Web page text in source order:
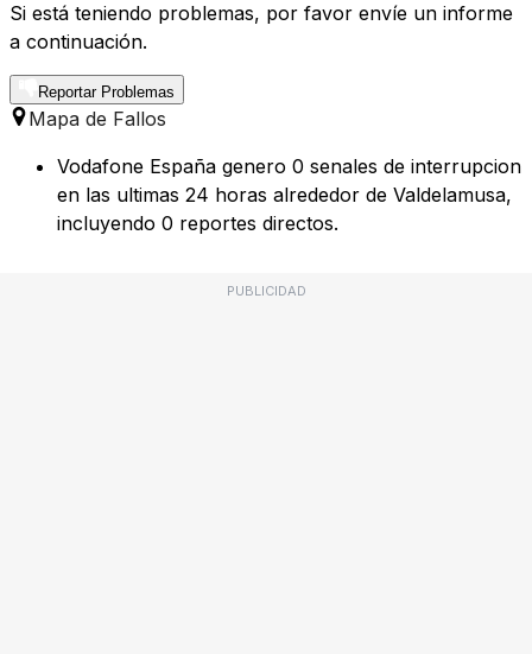
Si está teniendo problemas, por favor envíe un informe
a continuación.
Reportar Problemas
Mapa de Fallos
Vodafone España genero 0 senales de interrupcion
en las ultimas 24 horas alrededor de Valdelamusa,
incluyendo 0 reportes directos.
PUBLICIDAD